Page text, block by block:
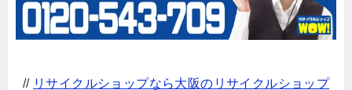
// リサイクルショップなら大阪のリサイクルショップ